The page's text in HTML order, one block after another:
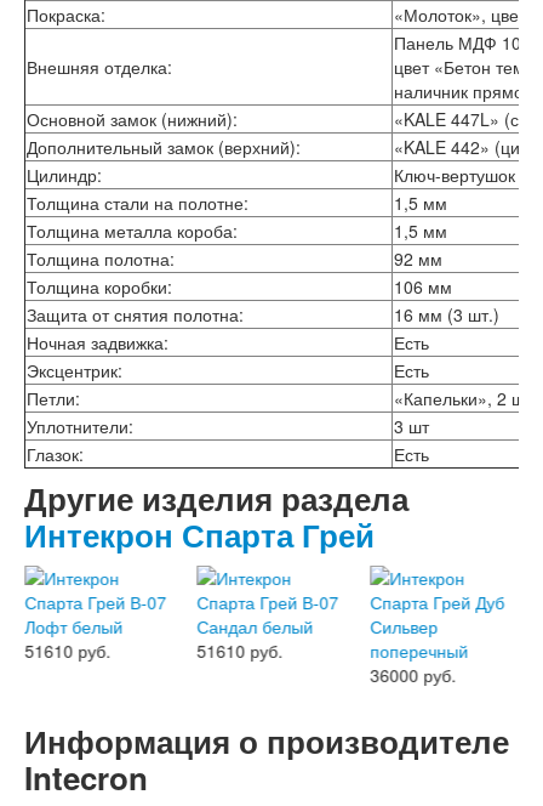
Лабиринт Пиано Смарт 2.0
Лабиринт Платинум
Лабиринт Роял
Лабиринт Сильвер
Лабиринт Сияна
Лабиринт Скандия
Лабиринт Смартлаб
Лабиринт Соналаб
Лабиринт Термолайт
Лабиринт Термомагнит
Лабиринт Трендо
Лабиринт Тундра Плюс
Лабиринт Эволаб
Двери Про
Двери Интекрон
Интекрон Брайтон Антрацит
Интекрон Вектор
Интекрон Гектор
Интекрон Греция
Интекрон Италия
Интекрон Колизей
Интекрон Колизей Белый
Интекрон Премьера
Интекрон Профит
Интекрон Ронда
Покраска:
«Молоток», цвет
Внешняя отделка:
Панель МДФ 10
цвет «Бетон
наличник прямой
Основной замок (нижний):
«KALE 447L»
Дополнительный замок (верхний):
«KALE 442»
Цилиндр:
Ключ-вертушок
Толщина стали на полотне:
1,5 мм
Толщина металла короба:
1,5 мм
Толщина полотна:
92 мм
Толщина коробки:
106 мм
Защита от снятия полотна:
16 мм (3 шт.)
Ночная задвижка:
Есть
Эксцентрик:
Есть
Петли:
«Капельки», 2 шт.
Уплотнители:
3 шт
Глазок:
Есть
Другие изделия раздела
Интекрон Спарта Грей
51610 руб.
51610 руб.
36000 руб.
Информация о производителе
Intecron